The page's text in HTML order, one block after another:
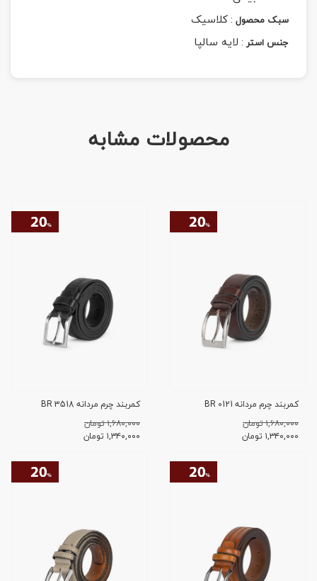
سبک محصول :کلاسیک
جنس استر :لایه سالپا
محصولات مشابه
کمربند چرم مردانه BR 0121
۱,۶۸۰,۰۰۰ تومان
۱,۳۴۰,۰۰۰ تومان
کمربند چرم مردانه BR 3518
۱,۶۸۰,۰۰۰ تومان
۱,۳۴۰,۰۰۰ تومان